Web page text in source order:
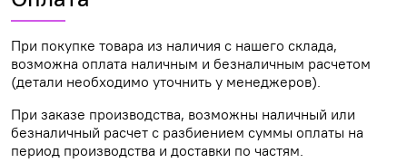
При покупке товара из наличия с нашего склада,
возможна оплата наличным и безналичным расчетом
(детали необходимо уточнить у менеджеров).
При заказе производства, возможны наличный или
безналичный расчет с разбиением суммы оплаты на
период производства и доставки по частям.